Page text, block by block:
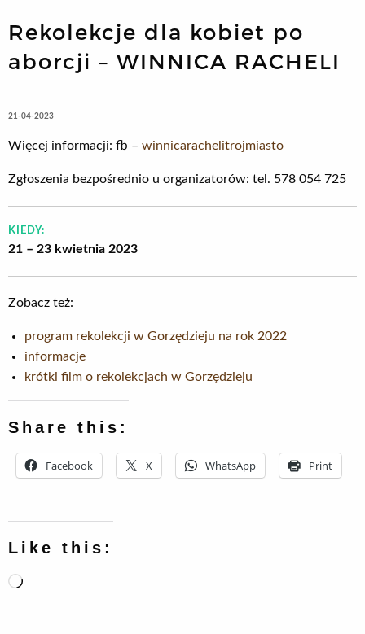
Rekolekcje dla kobiet po
aborcji – WINNICA RACHELI
21-04-2023
Więcej informacji: fb – winnicarachelitrojmiasto
Zgłoszenia bezpośrednio u organizatorów: tel. 578 054 725
KIEDY:
21 – 23 kwietnia 2023
Zobacz też:
program rekolekcji w Gorzędzieju na rok 2022
informacje
krótki film o rekolekcjach w Gorzędzieju
Share this:
Facebook X WhatsApp Print
Like this:
Loading…